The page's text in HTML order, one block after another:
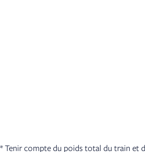
* Tenir compte du poids total du train et